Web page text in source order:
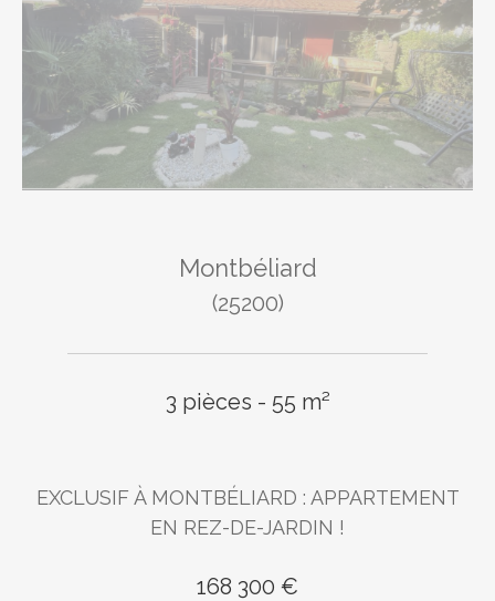
Montbéliard
(25200)
3 pièces - 55 m²
EXCLUSIF À MONTBÉLIARD : APPARTEMENT
EN REZ-DE-JARDIN !
168 300 €